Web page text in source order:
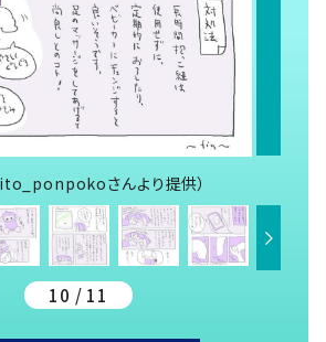
さんより提供）
10 / 11